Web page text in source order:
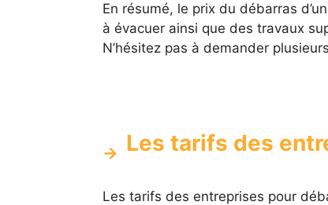
En résumé, le prix du débarras
à évacuer ainsi que des travaux
N’hésitez pas à demander
Les tarifs des
Les tarifs des entreprises pour